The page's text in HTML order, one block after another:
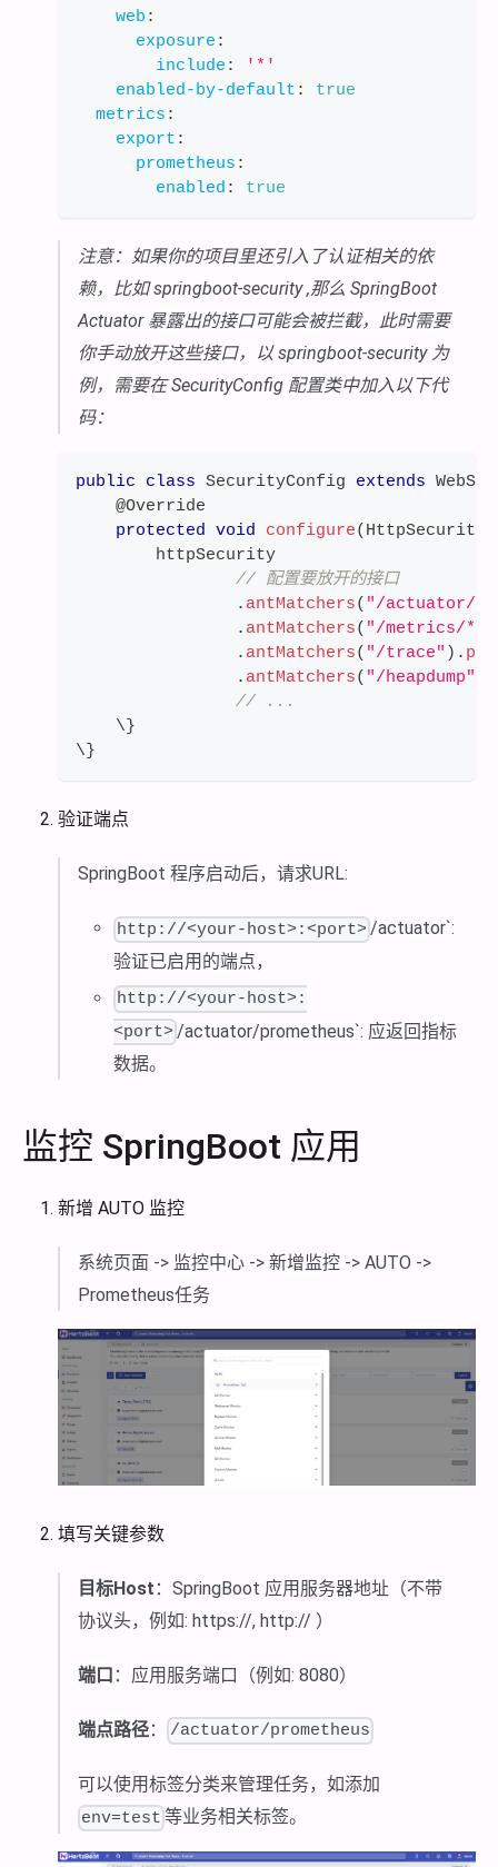
web :
exposure :
include :
'*'
enabled-by-default :
true
metrics :
export :
prometheus :
enabled : true
注意：如果你的项目里还引入了认证相关的依
赖，比如 springboot-security ,那么 SpringBoot
Actuator 暴露出的接口可能会被拦截，此时需要
你手动放开这些接口，以 springboot-security 为
例，需要在 SecurityConfig 配置类中加入以下代
码：
public class SecurityConfig extends
@Override
protected void configure(HttpSecurity
        httpSecurity
// 配置要放开的接口
. antMatchers( "/actuator/
. antMatchers( "/metrics/**"
. antMatchers( "/trace" ) .
. antMatchers( "/heapdump"
// ...
    \
}
\}
验证端点
SpringBoot 程序启动后，请求URL:
http://<your-host>:<port>/actuator`:
验证已启用的端点，
http://<your-host>:
<port> /actuator/prometheus`: 应返回指标
数据。
监控 SpringBoot 应用
新增 AUTO 监控
系统页面 -> 监控中心 -> 新增监控 -> AUTO ->
Prometheus任务
填写关键参数
目标Host ：SpringBoot 应用服务器地址（不带
协议头，例如: https://, http:// ）
端口 ：应用服务端口（例如: 8080）
端点路径： /actuator/prometheus
可以使用标签分类来管理任务，如添加
env=test 等业务相关标签。